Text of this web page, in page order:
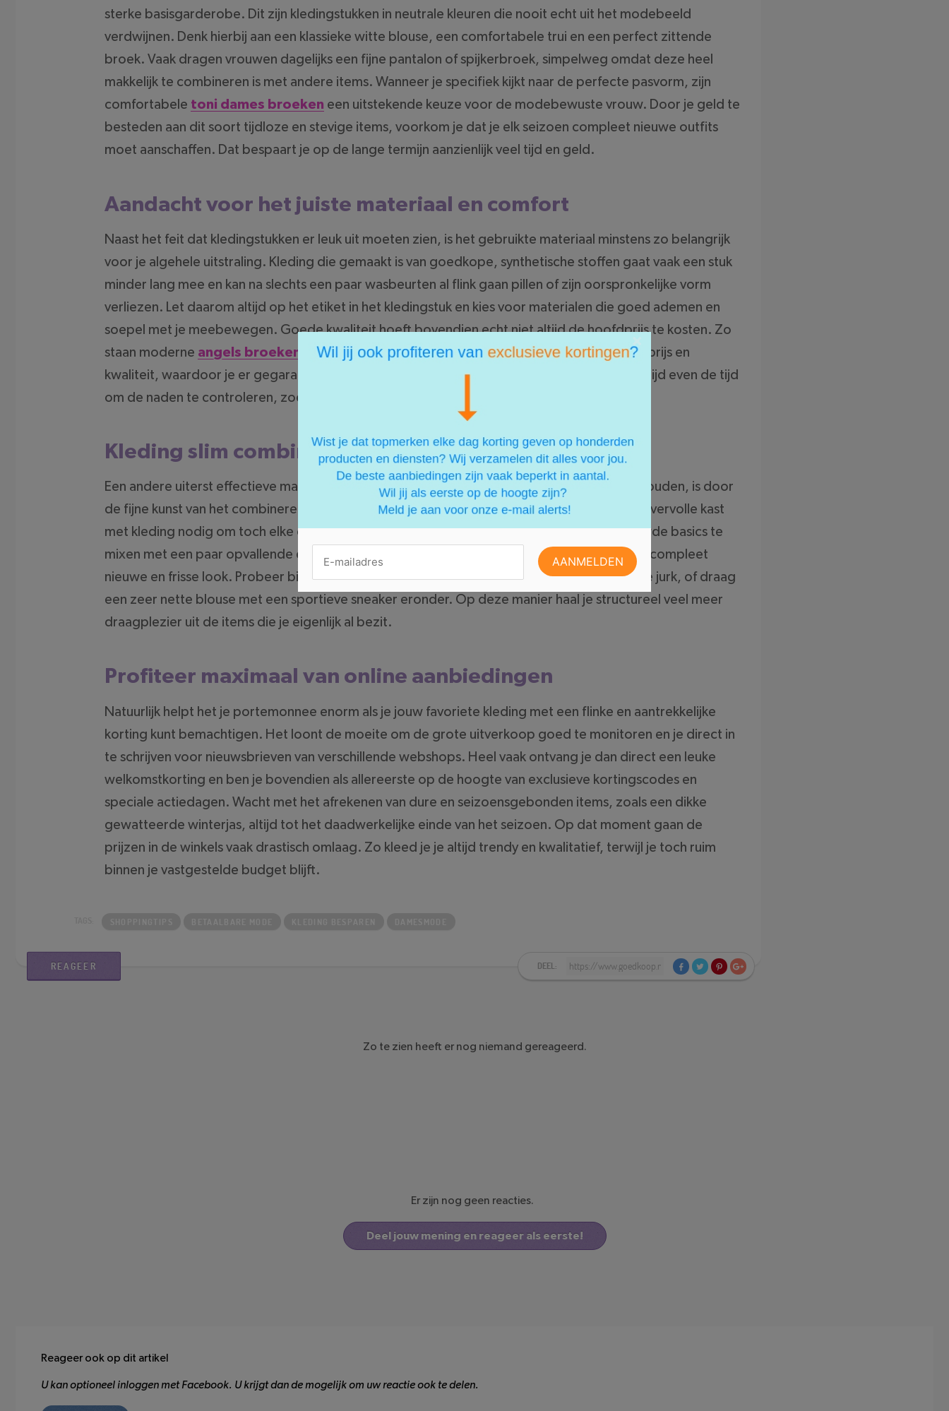
sterke basisgarderobe. Dit zijn kledingstukken in neutrale kleuren die nooit echt uit het modebeeld
verdwijnen. Denk hierbij aan een klassieke witte blouse, een comfortabele trui en een perfect zittende
broek. Vaak dragen vrouwen dagelijks een fijne pantalon of spijkerbroek, simpelweg omdat deze heel
makkelijk te combineren is met andere items. Wanneer je specifiek kijkt naar de perfecte pasvorm, zijn
comfortabele toni dames broeken een uitstekende keuze voor de modebewuste vrouw. Door je geld te
besteden aan dit soort tijdloze en stevige items, voorkom je dat je elk seizoen compleet nieuwe outfits
moet aanschaffen. Dat bespaart je op de lange termijn aanzienlijk veel tijd en geld.
Aandacht voor het juiste materiaal en comfort
Naast het feit dat kledingstukken er leuk uit moeten zien, is het gebruikte materiaal minstens zo belangrijk
voor je algehele uitstraling. Kleding die gemaakt is van goedkope, synthetische stoffen gaat vaak een stuk
minder lang mee en kan na slechts een paar wasbeurten al flink gaan pillen of zijn oorspronkelijke vorm
verliezen. Let daarom altijd op het etiket in het kledingstuk en kies voor materialen die goed ademen en
soepel met je meebewegen. Goede kwaliteit hoeft bovendien echt niet altijd de hoofdprijs te kosten. Zo
staan moderne angels broeken
algemeen bekend om hun uitstekende verhouding tussen prijs en
kwaliteit, waardoor je er gegarandeerd ontzettend lang van kunt blijven genieten. Neem altijd even de tijd
om de naden te controleren, zodat je zeker weet dat je een duurzame investering doet.
Kleding slim combineren voor nieuwe looks
Een andere uiterst effectieve manier om je wekelijkse kledingbudget netjes in de gaten te houden, is door
de fijne kunst van het combineren onder de knie te krijgen. Je hebt namelijk helemaal geen overvolle kast
met kleding nodig om toch elke dag iets verrassends en anders te dragen. Door je vertrouwde basics te
mixen met een paar opvallende en kleurrijke accessoires, creëer je in een handomdraai een compleet
nieuwe en frisse look. Probeer bijvoorbeeld eens een wijde trui te dragen over een zomerse jurk, of draag
een zeer nette blouse met een sportieve sneaker eronder. Op deze manier haal je structureel veel meer
draagplezier uit de items die je eigenlijk al bezit.
Profiteer maximaal van online aanbiedingen
Natuurlijk helpt het je portemonnee enorm als je jouw favoriete kleding met een flinke en aantrekkelijke
korting kunt bemachtigen. Het loont de moeite om de grote uitverkoop goed te monitoren en je direct in
te schrijven voor nieuwsbrieven van verschillende webshops. Heel vaak ontvang je dan direct een leuke
welkomstkorting en ben je bovendien als allereerste op de hoogte van exclusieve kortingscodes en
speciale actiedagen. Wacht met het afrekenen van dure en seizoensgebonden items, zoals een dikke
gewatteerde winterjas, altijd tot het daadwerkelijke einde van het seizoen. Op dat moment gaan de
prijzen in de winkels vaak drastisch omlaag. Zo kleed je je altijd trendy en kwalitatief, terwijl je toch ruim
binnen je vastgestelde budget blijft.
REAGEER DEEL:
Zo te zien heeft er nog niemand gereageerd.
Er zijn nog geen reacties.
Deel jouw mening en reageer als eerste!
Reageer ook op dit artikel
U kan optioneel inloggen met Facebook. U krijgt dan de mogelijk om uw reactie ook te delen.
×